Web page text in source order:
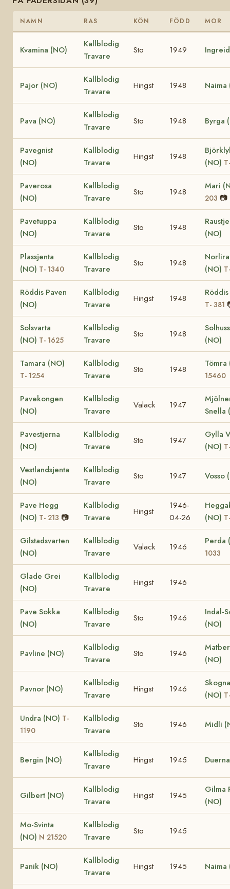
NAMN RAS KÖN FÖDD MOR
Kvamina (NO)
Kallblodig
Travare
Sto 1949
Pajor (NO)
Kallblodig
Travare
Hingst 1948 Naima
Pava (NO)
Kallblodig
Travare
Sto 1948 Byrga
Pavegnist
(NO)
Kallblodig
Travare
Hingst 1948
(NO)
Paverosa
(NO)
Kallblodig
Travare
Sto 1948
Mari
203 📷
Pavetuppa
(NO)
Kallblodig
Travare
Sto 1948
(NO)
Plassjenta
(NO) T- 1340
Kallblodig
Travare
Sto 1948
(NO)
Röddis Paven
(NO)
Kallblodig
Travare
Hingst 1948
T- 381
Solsvarta
(NO) T- 1625
Kallblodig
Travare
Sto 1948
(NO)
Tamara (NO)
T- 1254
Kallblodig
Travare
Sto 1948
15460
Pavekongen
(NO)
Kallblodig
Travare
Valack 1947
Snella
Pavestjerna
(NO)
Kallblodig
Travare
Sto 1947
Gylla
(NO)
Vestlandsjenta
(NO)
Kallblodig
Travare
Sto 1947 Vosso
Pave Hegg
(NO) T- 213 📷
Kallblodig
Travare
Hingst
1946-
04-26
(NO)
Gilstadsvarten
(NO)
Kallblodig
Travare
Valack 1946
Perda
1033
Glade Grei
(NO)
Kallblodig
Travare
Hingst 1946
Pave Sokka
(NO)
Kallblodig
Travare
Sto 1946
Indal-
(NO)
Pavline (NO)
Kallblodig
Travare
Sto 1946
(NO)
Pavnor (NO)
Kallblodig
Travare
Hingst 1946
(NO)
Undra (NO) T-
1190
Kallblodig
Travare
Sto 1946 Midli
Bergin (NO)
Kallblodig
Travare
Hingst 1945
Gilbert (NO)
Kallblodig
Travare
Hingst 1945
Gilma
(NO)
Mo-Svinta
(NO) N 21520
Kallblodig
Travare
Sto 1945
Panik (NO)
Kallblodig
Travare
Hingst 1945 Naima